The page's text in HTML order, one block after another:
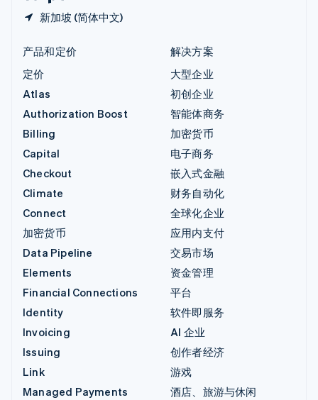
新加坡 (简体中文)
产品和定价
定价
Atlas
Authorization Boost
Billing
Capital
Checkout
Climate
Connect
加密货币
Data Pipeline
Elements
Financial Connections
Identity
Invoicing
Issuing
Link
Managed Payments
解决方案
大型企业
初创企业
智能体商务
加密货币
电子商务
嵌入式金融
财务自动化
全球化企业
应用内支付
交易市场
资金管理
平台
软件即服务
AI 企业
创作者经济
游戏
酒店、旅游与休闲